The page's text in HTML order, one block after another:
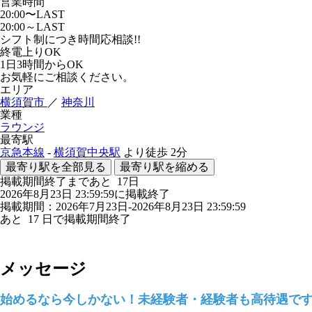
20:00〜LAST
20:00～LAST
シフト制につき時間応相談!!
終電上りOK
1日3時間からOK
お気軽にご相談ください。
エリア
横須賀市 ／ 神奈川
業種
ラウンジ
最寄駅
京急本線 - 横須賀中央駅 より徒歩 2分
最寄り駅を全部見る
最寄り駅を縮める
掲載期間終了まであと 17日
2026年8月23日 23:59:59に掲載終了
掲載期間：2026年7月23日-2026年8月23日 23:59:59
あと 17 日で掲載期間終了
メッセージ
始めるなら今しかない！未経験者・経験者も高待遇で